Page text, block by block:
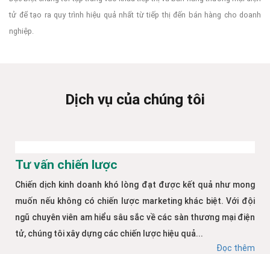
tử để tạo ra quy trình hiệu quả nhất từ tiếp thị đến bán hàng cho doanh
nghiệp.
Dịch vụ của chúng tôi
Tư vấn chiến lược
Chiến dịch kinh doanh khó lòng đạt được kết quả như mong
muốn nếu không có chiến lược marketing khác biệt. Với đội
ngũ chuyên viên am hiểu sâu sắc về các sàn thương mại điện
tử, chúng tôi xây dựng các chiến lược hiệu quả...
Đọc thêm